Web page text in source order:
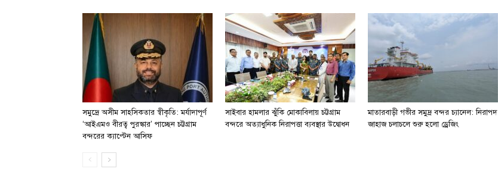
সমুদ্রে অসীম সাহসিকতার স্বীকৃতি: মর্যাদাপূর্ণ
‘আইএমও বীরত্ব পুরস্কার’ পাচ্ছেন চট্টগ্রাম
বন্দরের ক্যাপ্টেন আসিফ
সাইবার হামলার ঝুঁকি মোকাবিলায় চট্টগ্রাম
বন্দরে অত্যাধুনিক নিরাপত্তা ব্যবস্থার উদ্বোধন
মাতারবাড়ী গভীর সমুদ্র বন্দর চ্যানেল: নিরাপদ
জাহাজ চলাচলে শুরু হলো ড্রেজিং